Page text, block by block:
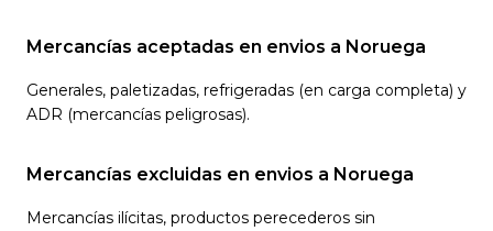
Mercancías aceptadas en envios a Noruega
Generales, paletizadas, refrigeradas (en carga completa) y
ADR (mercancías peligrosas).
Mercancías excluidas en envios a Noruega
Mercancías ilícitas, productos perecederos sin